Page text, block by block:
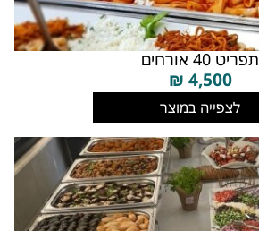
תפריט 40 אורחים
4,500
₪
לצפייה במוצר